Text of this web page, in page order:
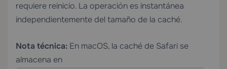
requiere reinicio. La operación es instantánea
independientemente del tamaño de la caché.
Nota técnica: En macOS, la caché de Safari se
almacena en